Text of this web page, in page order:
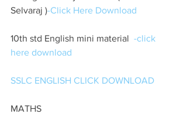
Selvaraj )-Click Here Download
10th std English mini material -click
here download
SSLC ENGLISH CLICK DOWNLOAD
MATHS